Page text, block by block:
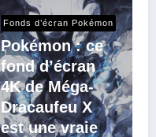
Fonds d’écran Pokémon
Pokémon : ce
fond d’écran
4K de Méga-
Dracaufeu X
est une vraie